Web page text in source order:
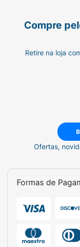
Compre
Retire na loja
Ofertas,
Formas de